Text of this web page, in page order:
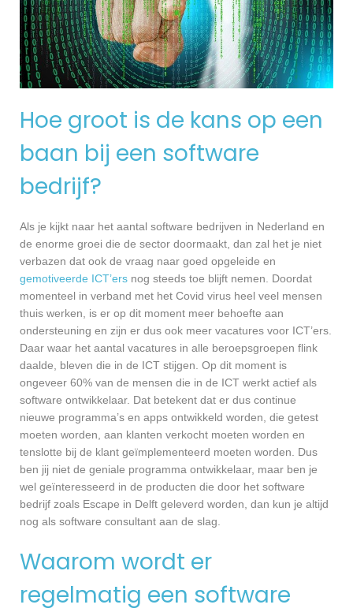
Hoe groot is de kans op een
baan bij een software
bedrijf?
Als je kijkt naar het aantal software bedrijven in Nederland en
de enorme groei die de sector doormaakt, dan zal het je niet
verbazen dat ook de vraag naar goed opgeleide en
gemotiveerde ICT’ers nog steeds toe blijft nemen. Doordat
momenteel in verband met het Covid virus heel veel mensen
thuis werken, is er op dit moment meer behoefte aan
ondersteuning en zijn er dus ook meer vacatures voor ICT’ers.
Daar waar het aantal vacatures in alle beroepsgroepen flink
daalde, bleven die in de ICT stijgen. Op dit moment is
ongeveer 60% van de mensen die in de ICT werkt actief als
software ontwikkelaar. Dat betekent dat er dus continue
nieuwe programma’s en apps ontwikkeld worden, die getest
moeten worden, aan klanten verkocht moeten worden en
tenslotte bij de klant geïmplementeerd moeten worden. Dus
ben jij niet de geniale programma ontwikkelaar, maar ben je
wel geïnteresseerd in de producten die door het software
bedrijf zoals Escape in Delft geleverd worden, dan kun je altijd
nog als software consultant aan de slag.
Waarom wordt er
regelmatig een software